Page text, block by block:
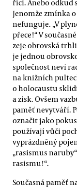
říci. Anebo odkud
Jenomže zmínka
nefunguje. „V
přece!“ V
zeje obrovská
je jednou
společnost neví
na knižních
o holocaustu
a zisk. Ovšem
paměť nevytváří.
označit jako
používají vůči
vyprázdněný
„rasismus
rasismu!“.
Současná paměť